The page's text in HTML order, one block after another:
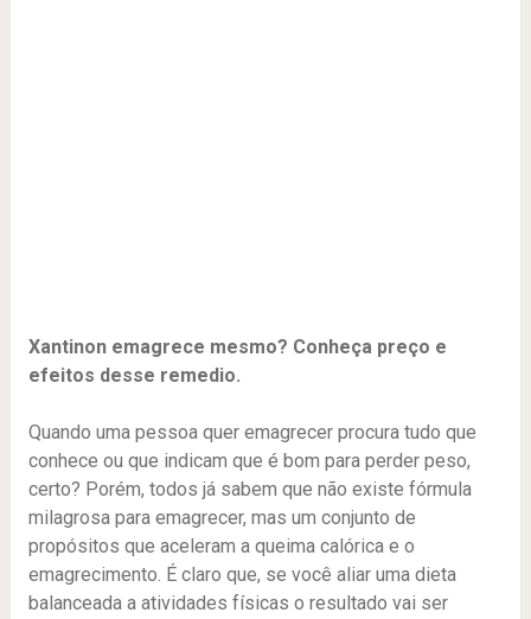
Xantinon emagrece mesmo? Conheça preço e
efeitos desse remedio.
Quando uma pessoa quer emagrecer procura tudo que
conhece ou que indicam que é bom para perder peso,
certo? Porém, todos já sabem que não existe fórmula
milagrosa para emagrecer, mas um conjunto de
propósitos que aceleram a queima calórica e o
emagrecimento. É claro que, se você aliar uma dieta
balanceada a atividades físicas o resultado vai ser